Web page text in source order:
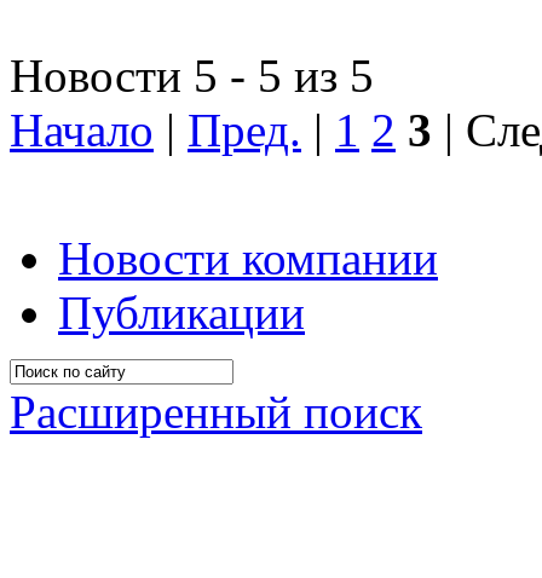
Новости 5 - 5 из 5
Начало | Пред. | 1 2 3 |
Новости компании
Публикации
Расширенный поиск